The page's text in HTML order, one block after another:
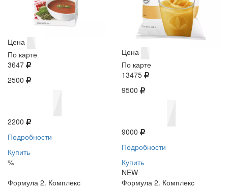
Цена
По карте
3647
2500
2200
Подробности
Купить
%
Цена
По карте
13475
9500
9000
Подробности
Купить
NEW
Формула 2. Комплекс
Формула 2. Комплекс